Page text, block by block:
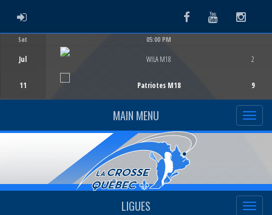
ADMIN LOGIN FacebookYoutube
Sat
Jul
11
05:00 PM
WILA M18
Patriotes M18
2
9
MAIN MENU
LIGUES